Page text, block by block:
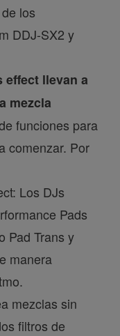
los
DDJ-SX2 y
effect llevan a
mezcla
funciones para
comenzar. Por
Los DJs
Pads
Pad Trans y
manera
mezclas sin
filtros de